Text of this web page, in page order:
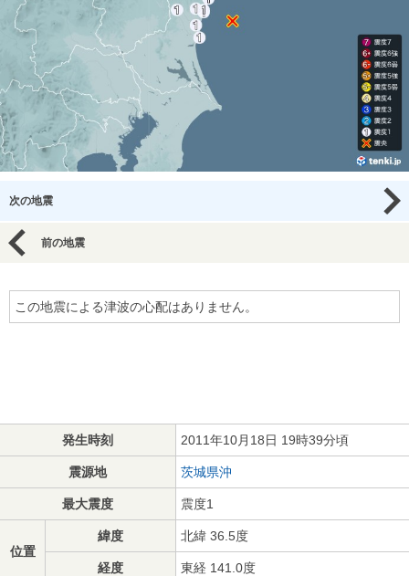
次の地震
前の地震
この地震による津波の心配はありません。
発生時刻 2011年10月18日 19時39分頃
震源地 茨城県沖
最大震度 震度1
位置
緯度 北緯 36.5度
経度 東経 141.0度